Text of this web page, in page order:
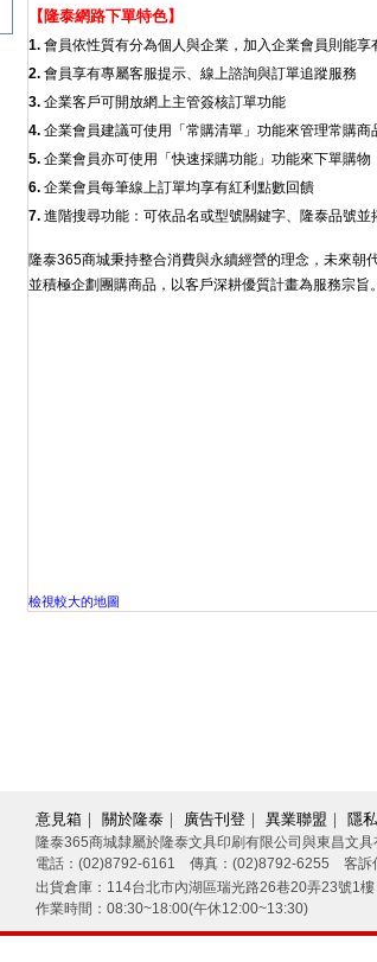
【隆泰網路下單特色】
1. 會員依性質有分為個人與企業，加入企業會員則能享
2. 會員享有專屬客服提示、線上諮詢與訂單追蹤服務
3. 企業客戶可開放網上主管簽核訂單功能
4. 企業會員建議可使用「常購清單」功能來管理常購商
5. 企業會員亦可使用「快速採購功能」功能來下單購物
6. 企業會員每筆線上訂單均享有紅利點數回饋
7. 進階搜尋功能：可依品名或型號關鍵字、隆泰品號
隆泰365商城秉持整合消費與永續經營的理念，未來朝
並積極企劃團購商品，以客戶深耕優質計畫為服務宗旨。
檢視較大的地圖
意見箱 ｜ 關於隆泰 ｜ 廣告刊登 ｜ 異業聯盟 ｜ 隱
隆泰365商城隸屬於隆泰文具印刷有限公司與東昌文具
電話：(02)8792-6161 傳真：(02)8792-6255 客訴
出貨倉庫：114台北市內湖區瑞光路26巷20弄23號1樓
作業時間：08:30~18:00(午休12:00~13:30)